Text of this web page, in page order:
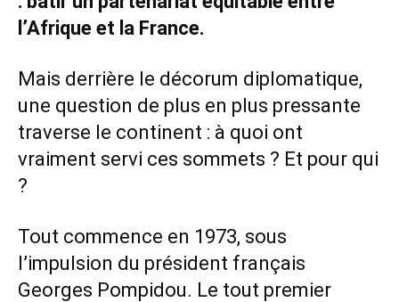
l’Afrique et la France.
Mais derrière le décorum diplomatique,
une question de plus en plus pressante
traverse le continent : à quoi ont
vraiment servi ces sommets ? Et pour qui
?
Tout commence en 1973, sous
l’impulsion du président français
Georges Pompidou. Le tout premier